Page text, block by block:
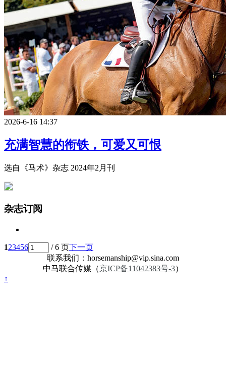
2026-6-16 14:37
充满智慧的衔铁，可爱又可恨
选自《马术》杂志 2024年2月刊
杂志订阅
123456 / 6 页下一页
联系我们：horsemanship@vip.sina.com
中马联合传媒（京ICP备11042383号-3）
↑